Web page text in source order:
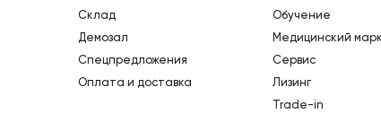
Склад
Демозал
Спецпредложения
Оплата и доставка
Обучение
Медицинский
Сервис
Лизинг
Trade-in